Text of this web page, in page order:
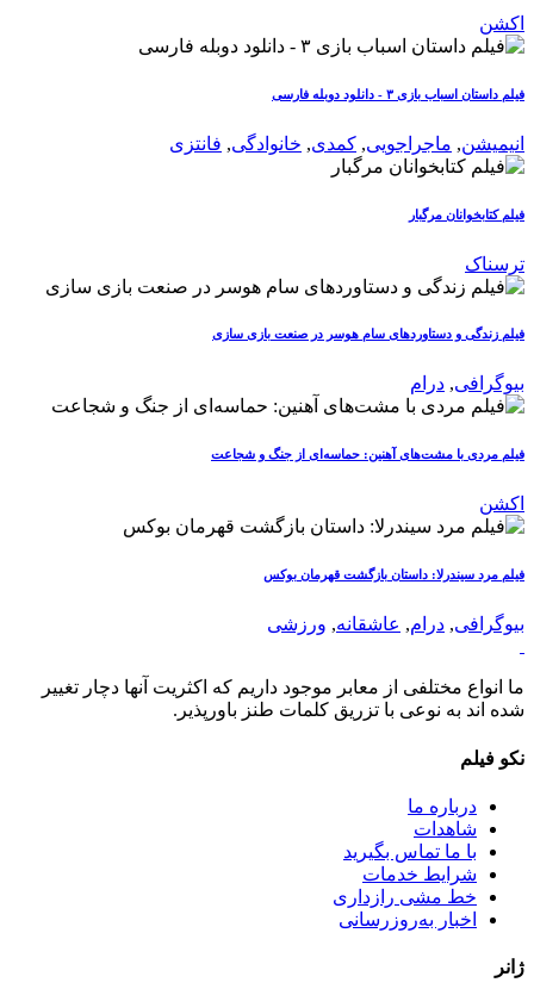
اکشن
فیلم داستان اسباب بازی ۳ - دانلود دوبله فارسی
انیمیشن, ماجراجویی, کمدی, خانوادگی, فانتزی
فیلم کتابخوانان مرگبار
ترسناک
فیلم زندگی و دستاوردهای سام هوسر در صنعت بازی سازی
بیوگرافی, درام
فیلم مردی با مشت‌های آهنین: حماسه‌ای از جنگ و شجاعت
اکشن
فیلم مرد سیندرلا: داستان بازگشت قهرمان بوکس
بیوگرافی, درام, عاشقانه, ورزشی
ما انواع مختلفی از معابر موجود داریم که اکثریت آنها دچار تغییر
شده اند به نوعی با تزریق کلمات طنز باورپذیر.
نکو فیلم
درباره ما
شاهدات
با ما تماس بگیرید
شرایط خدمات
خط مشی رازداری
اخبار به‌روزرسانی
ژانر